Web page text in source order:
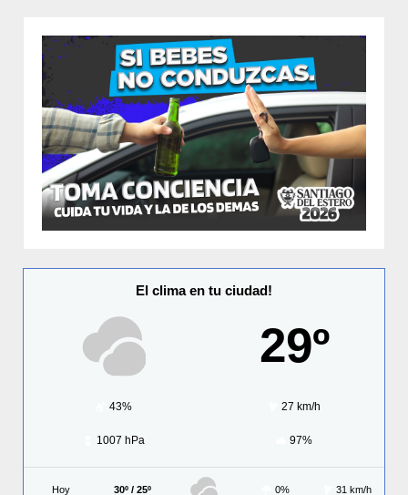
El clima en tu ciudad!
29º
43% 27 km/h
1007 hPa 97%
Hoy 30º / 25º 0% 31 km/h